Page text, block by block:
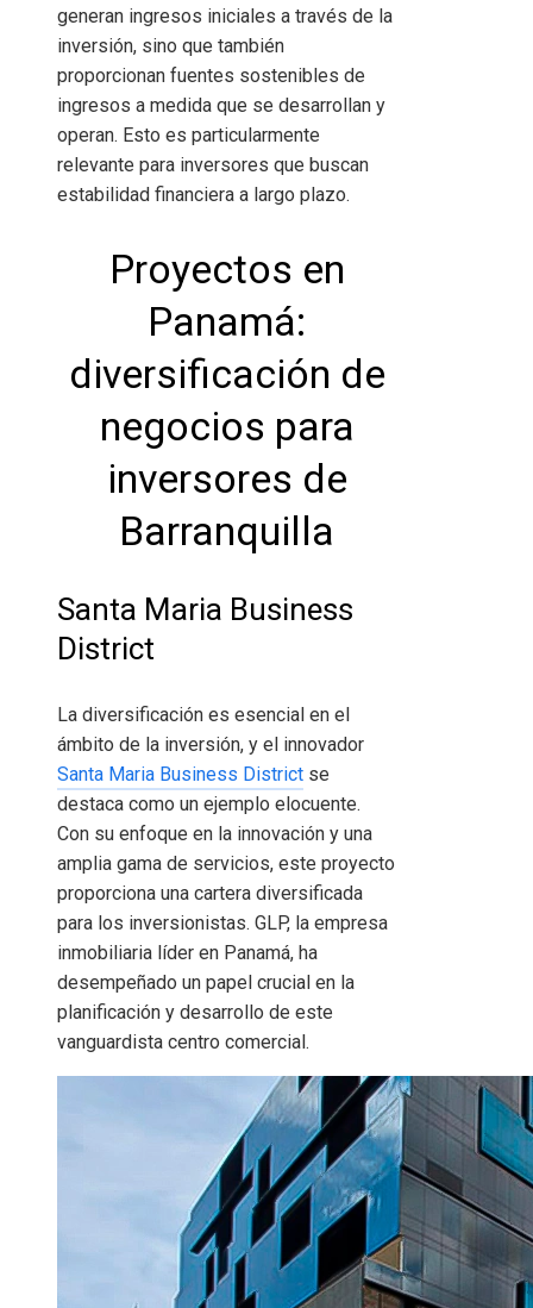
generan ingresos iniciales a través de la
inversión, sino que también
proporcionan fuentes sostenibles de
ingresos a medida que se desarrollan y
operan. Esto es particularmente
relevante para inversores que buscan
estabilidad financiera a largo plazo.
Proyectos en
Panamá:
diversificación de
negocios para
inversores de
Barranquilla
Santa Maria Business
District
La diversificación es esencial en el
ámbito de la inversión, y el innovador
Santa Maria Business District se
destaca como un ejemplo elocuente.
Con su enfoque en la innovación y una
amplia gama de servicios, este proyecto
proporciona una cartera diversificada
para los inversionistas. GLP, la empresa
inmobiliaria líder en Panamá, ha
desempeñado un papel crucial en la
planificación y desarrollo de este
vanguardista centro comercial.